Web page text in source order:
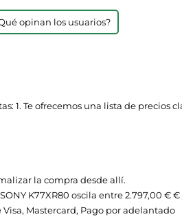
opinan los usuarios?
1. Te ofrecemos una lista de
la compra desde allí.
K77XR80 oscila entre 2.797,00 € €
Mastercard, Pago por adelantado